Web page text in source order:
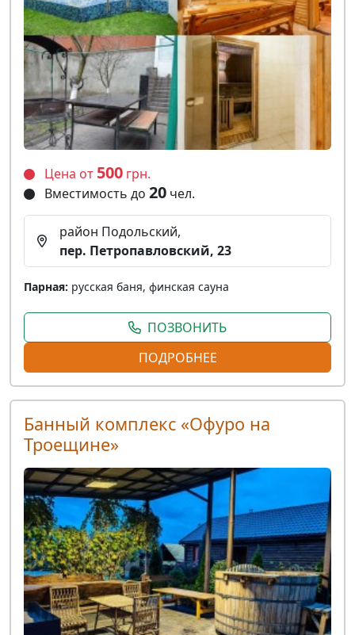
Цена от 500 грн.
Вместимость до 20 чел.
район Подольский,
пер. Петропавловский, 23
Парная: русская баня, финская сауна
ПОЗВОНИТЬ
ПОДРОБНЕЕ
Банный комплекс «Офуро на
Троещине»